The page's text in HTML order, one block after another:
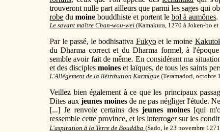
trouveront nulle part ailleurs que parmi les sages qui
robe du moine bouddhiste et portent le bol à aumônes.
Le savant maître Chan-wou-wei (Kamakura, 1270 à Joken-bo
Par le passé, le bodhisattva Fukyoet le moine
du Dharma correct et du Dharma formel, à
semble avoir fait de même. En considérant ma
et des disciples moines et laïques, de tous les saints
L'Allègement de la Rétribution Karmique (Teramadori, octobre
Veillez bien également à ce que les principaux
Dites aux jeunes moines de ne pas négliger l'étude.
[...] Je renvoie certains desjeunes moines[qui
ressemble cette province, et les interroger sur les
L'aspiration à la Terre de Bouddha (Sado, le 23 novembre